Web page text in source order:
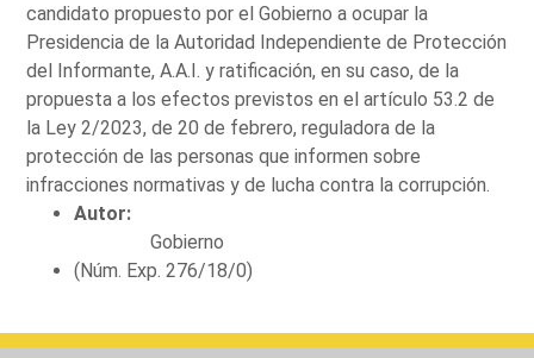
candidato propuesto por el Gobierno a ocupar la
Presidencia de la Autoridad Independiente de Protección
del Informante, A.A.I. y ratificación, en su caso, de la
propuesta a los efectos previstos en el artículo 53.2 de
la Ley 2/2023, de 20 de febrero, reguladora de la
protección de las personas que informen sobre
infracciones normativas y de lucha contra la corrupción.
Autor:
Gobierno
(Núm. Exp. 276/18/0)